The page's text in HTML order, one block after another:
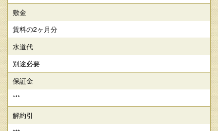
敷金
賃料の2ヶ月分
水道代
別途必要
保証金
***
解約引